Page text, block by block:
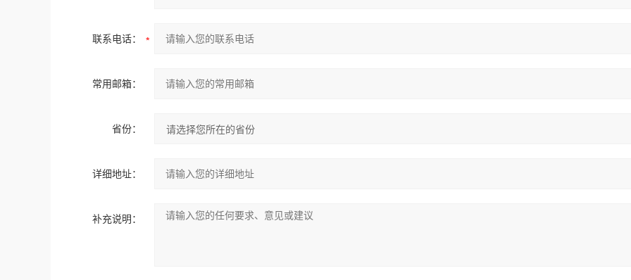
联系电话：
常用邮箱：
省份：
详细地址：
补充说明：